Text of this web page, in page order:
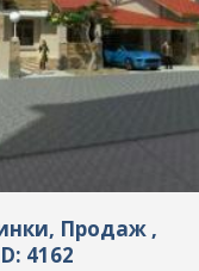
Продаж ,
4162